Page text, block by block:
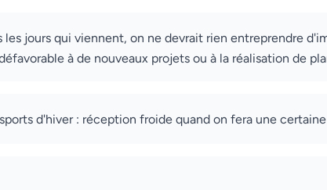
les jours qui viennent, on ne devrait rien entreprendre
à de nouveaux projets ou à la réalisation de
d'hiver : réception froide quand on fera une